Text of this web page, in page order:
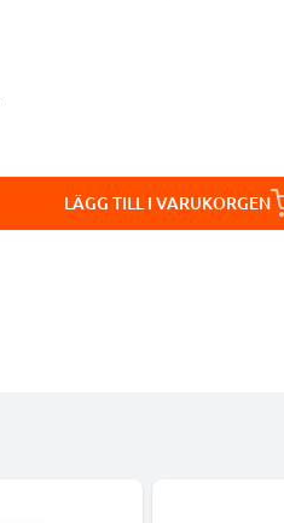
LÄGG TILL I VARUKORGEN